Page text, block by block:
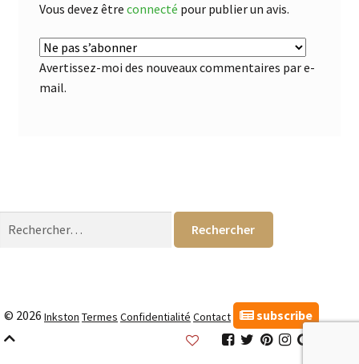
Vous devez être connecté pour publier un avis.
Avertissez-moi des nouveaux commentaires par e-
mail.
© 2026 Inkston Termes Confidentialité Contact
subscribe
InkstonInkston
InkstonInkston